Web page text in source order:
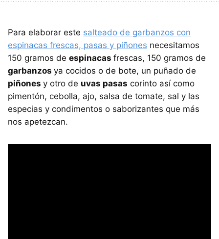
Para elaborar este salteado de garbanzos con
espinacas frescas, pasas y piñones necesitamos
150 gramos de espinacas frescas, 150 gramos de
garbanzos ya cocidos o de bote, un puñado de
piñones y otro de uvas pasas corinto así como
pimentón, cebolla, ajo, salsa de tomate, sal y las
especias y condimentos o saborizantes que más
nos apetezcan.